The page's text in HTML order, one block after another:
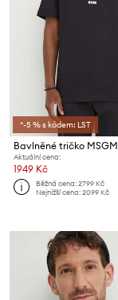
*-5 % s kódem: LST
Bavlněné tričko MSGM
Aktuální cena:
1949 Kč
Běžná cena:2799 Kč
Nejnižší cena:2099 Kč